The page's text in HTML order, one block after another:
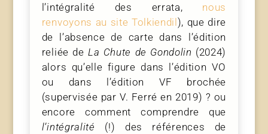
l’intégralité des errata, nous
renvoyons au site Tolkiendil ), que dire
de l’absence de carte dans l’édition
reliée de La Chute de Gondolin (2024)
alors qu’elle figure dans l’édition VO
ou dans l’édition VF brochée
(supervisée par V. Ferré en 2019) ? ou
encore comment comprendre que
l’intégralité (!) des références de